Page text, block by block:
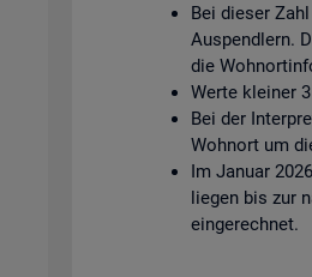
Bei dieser
Auspendlern.
die
Werte kleiner
Bei der
Wohnort um
Im Januar
liegen bis zur
eingerechnet.